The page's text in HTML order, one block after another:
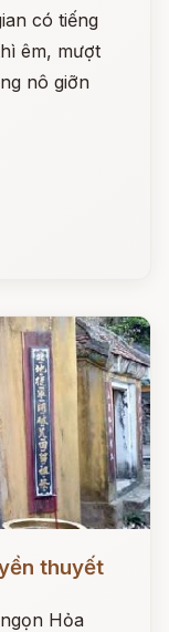
có tiếng
êm, mượt
nô giỡn
thuyết
Hỏa